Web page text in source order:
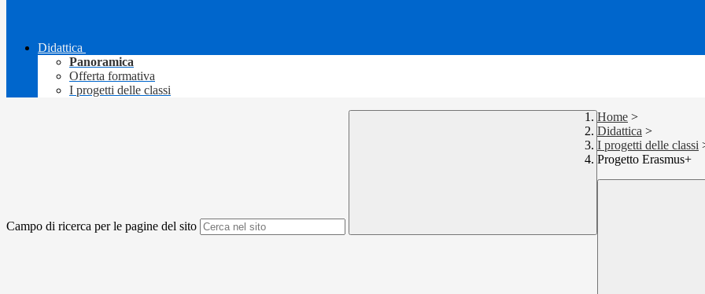
Didattica
Panoramica
Offerta formativa
I progetti delle classi
Campo di ricerca per le pagine del sito
Home >
Didattica >
I progetti delle classi
Progetto Erasmus+